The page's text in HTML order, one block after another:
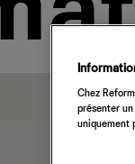
Chez
présenter
uniquement